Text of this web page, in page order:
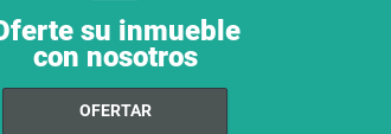
su inmueble
con nosotros
OFERTAR